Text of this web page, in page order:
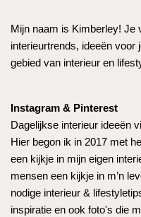
Mijn naam is Kimberley! Je
interieurtrends, ideeën voor
gebied van interieur en
Instagram & Pinterest
Dagelijkse interieur ideeën
Hier begon ik in 2017 met
een kijkje in mijn eigen
mensen een kijkje in m’n
nodige interieur &
inspiratie en ook foto's die